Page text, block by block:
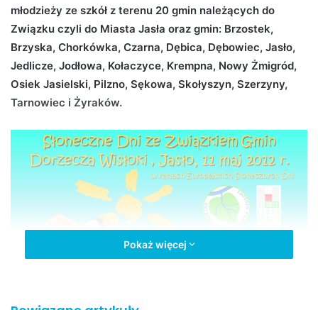
n
e
m
młodzieży ze szkół z terenu 20 gmin należących do
Związku czyli do Miasta Jasła oraz gmin: Brzostek,
Brzyska, Chorkówka, Czarna, Dębica, Dębowiec, Jasło,
Jedlicze, Jodłowa, Kołaczyce, Krempna, Nowy Żmigród,
Osiek Jasielski, Pilzno, Sękowa, Skołyszyn, Szerzyny,
Tarnowiec i Żyraków.
Pokaż więcej